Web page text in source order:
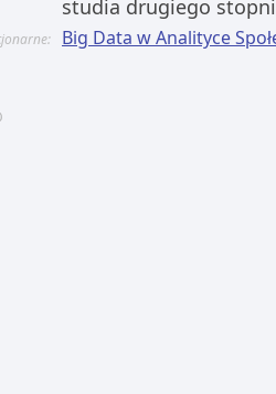
studia drugiego
Big Data w Analityce